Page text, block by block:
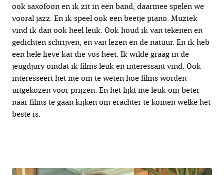
ook saxofoon en ik zit in een band, daarmee spelen we
vooral jazz. En ik speel ook een beetje piano. Muziek
vind ik dan ook heel leuk. Ook houd ik van tekenen en
gedichten schrijven, en van lezen en de natuur. En ik heb
een hele lieve kat die vos heet. Ik wilde graag in de
jeugdjury omdat ik films leuk en interessant vind. Ook
interesseert het me om te weten hoe films worden
uitgekozen voor prijzen. En het lijkt me leuk om beter
naar films te gaan kijken om erachter te komen welke het
beste is.